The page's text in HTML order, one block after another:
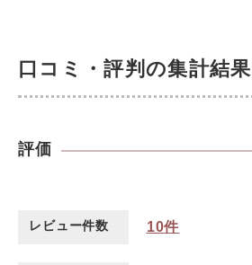
口コミ・評判の集計結果
評価
レビュー件数 10件